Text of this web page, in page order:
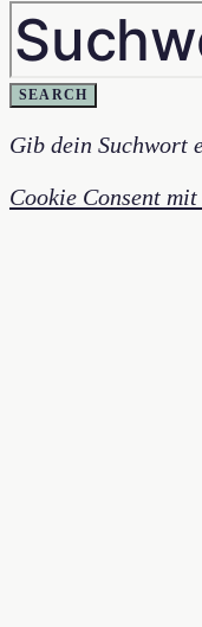
SEARCH
Gib dein Suchwort
Cookie Consent